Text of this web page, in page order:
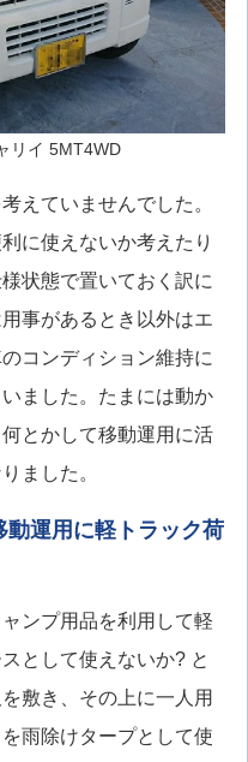
リイ 5MT4WD
えていませんでした。
に使えないか考えたり
状態で置いておく訳に
事があるとき以外はエ
コンディション維持に
ました。たまには動か
とかして移動運用に活
ました。
運用に軽トラック荷
ンプ用品を利用して軽
として使えないか? と
敷き、その上に一人用
雨除けタープとして使